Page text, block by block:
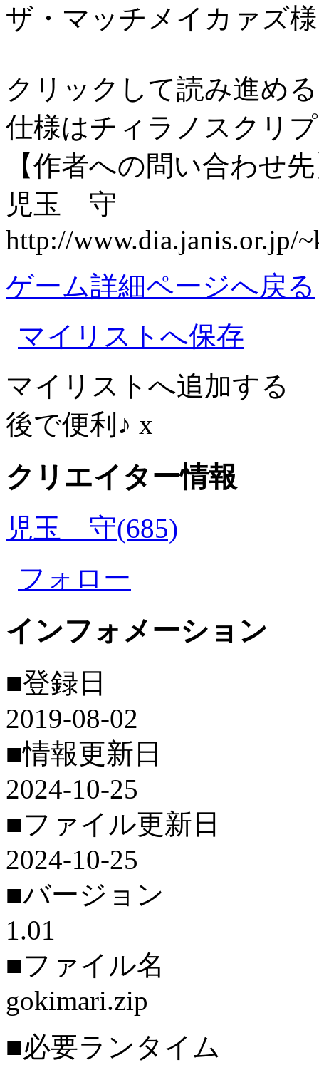
ザ・マッチメイカァズ様
クリックして読み進め
仕様はチィラノスクリ
【作者への問い合わせ
児玉 守
http://www.dia.janis.or.jp/
ゲーム詳細ページへ戻る
マイリストへ保存
マイリストへ追加する
後で便利♪ x
クリエイター情報
児玉 守(685)
フォロー
インフォメーション
■登録日
2019-08-02
■情報更新日
2024-10-25
■ファイル更新日
2024-10-25
■バージョン
1.01
■ファイル名
gokimari.zip
■必要ランタイム